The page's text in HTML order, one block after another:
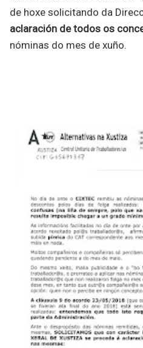
de hoxe solicitando da
aclaración de todos os
nóminas do mes de xuño.